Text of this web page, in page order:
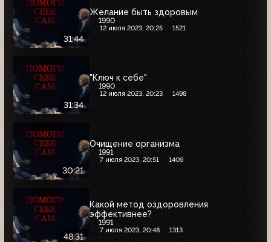
31:44
Желание быть здоровым
1990
12 июля 2023, 20:25 1521
31:34
"Ключ к себе"
1990
12 июля 2023, 20:23 1498
30:21
Очищение организма
1991
7 июля 2023, 20:51 1409
48:31
Какой метод оздоровления
эффективнее?
1991
7 июля 2023, 20:48 1313